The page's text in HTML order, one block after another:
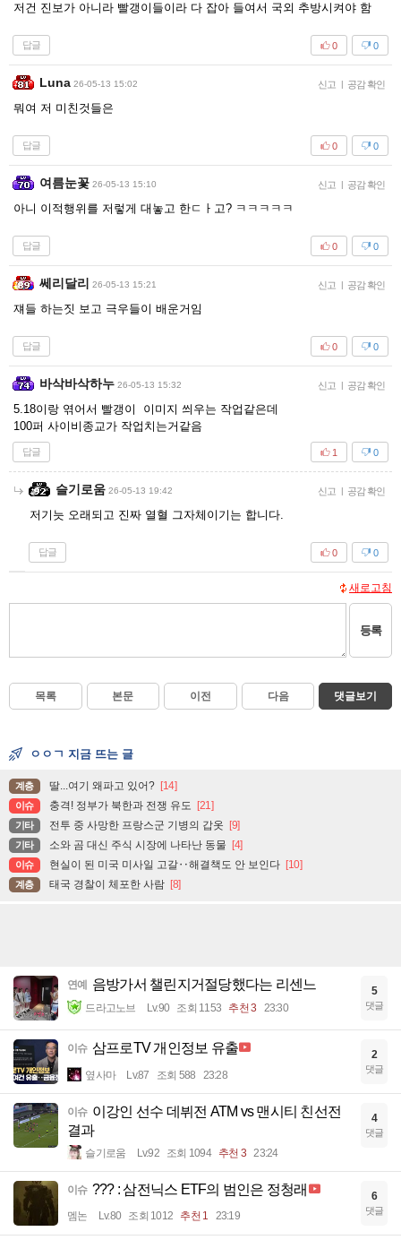
저건 진보가 아니라 빨갱이들이라 다 잡아 들여서 국외 추방시켜야 함
답글 0
0
Luna 26-05-13 15:02 신고 | 공감 확인
뭐여 저 미친것들은
답글 0
0
여름눈꽃 26-05-13 15:10 신고 | 공감 확인
아니 이적행위를 저렇게 대놓고 한ㄷㅏ고? ㅋㅋㅋㅋㅋ
답글 0
0
쎄리달리 26-05-13 15:21 신고 | 공감 확인
쟤들 하는짓 보고 극우들이 배운거임
답글 0
0
바삭바삭하누 26-05-13 15:32 신고 | 공감 확인
5.18이랑 엮어서 빨갱이 이미지 씌우는 작업같은데
100퍼 사이비종교가 작업치는거같음
답글 0
1
슬기로움 26-05-13 19:42 신고 | 공감 확인
저기늣 오래되고 진짜 열혈 그자체이기는 합니다.
답글 0
0
새로고침
등록
목록 본문 이전 다음 댓글보기
ㅇㅇㄱ 지금 뜨는 글
계층 딸...여기 왜파고 있어? [14]
이슈 충격! 정부가 북한과 전쟁 유도 [21]
기타 전투 중 사망한 프랑스군 기병의 갑옷 [9]
기타 소와 곰 대신 주식 시장에 나타난 동물 [4]
이슈 현실이 된 미국 미사일 고갈‥해결책도 안 보인다 [10]
계층 태국 경찰이 체포한 사람 [8]
연예 음방가서 챌린지거절당했다는 리센느
드라고노브 Lv.90 조회 1153 추천 3 23:30
5
댓글
이슈 삼프로TV 개인정보 유출
옆사마 Lv.87 조회 588 23:28
2
댓글
이슈 이강인 선수 데뷔전 ATM vs 맨시티 친선전
결과
슬기로움 Lv.92 조회 1094 추천 3 23:24
4
댓글
이슈 ??? : 삼전닉스 ETF의 범인은 정청래
멤논 Lv.80 조회 1012 추천 1 23:19
6
댓글